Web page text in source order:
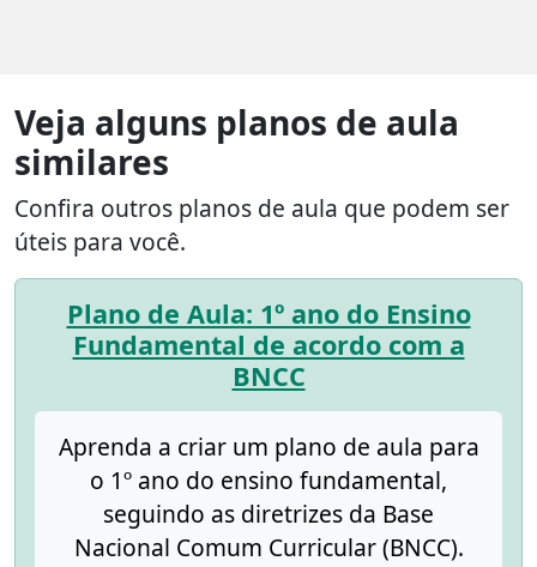
Veja alguns planos de aula
similares
Confira outros planos de aula que podem ser
úteis para você.
Plano de Aula: 1º ano do Ensino
Fundamental de acordo com a
BNCC
Aprenda a criar um plano de aula para
o 1º ano do ensino fundamental,
seguindo as diretrizes da Base
Nacional Comum Curricular (BNCC).